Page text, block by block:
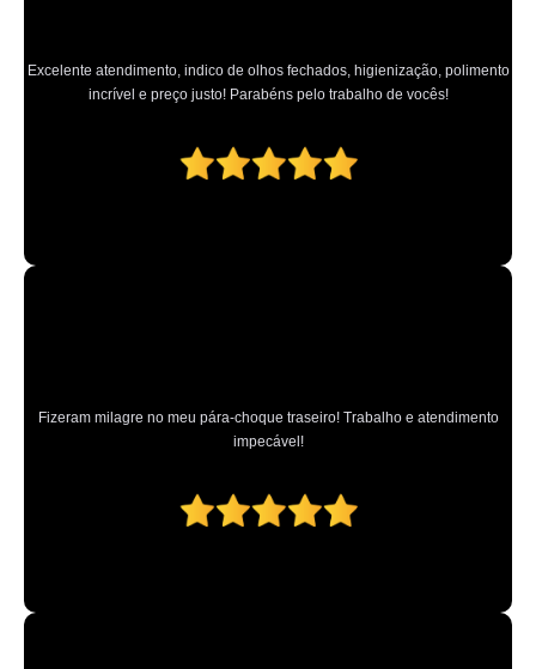
Excelente atendimento, indico de olhos fechados, higienização, polimento
incrível e preço justo! Parabéns pelo trabalho de vocês!
Fizeram milagre no meu pára-choque traseiro! Trabalho e atendimento
impecável!